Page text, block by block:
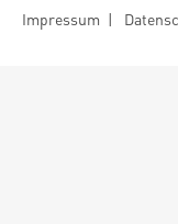
Impressum |